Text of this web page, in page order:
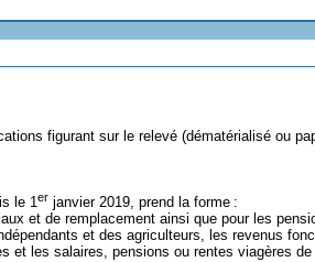
figurant sur le relevé (dématérialisé ou
le 1 er janvier 2019, prend la forme :
et de remplacement ainsi que pour les
et des agriculteurs, les revenus
et les salaires, pensions ou rentes viagères